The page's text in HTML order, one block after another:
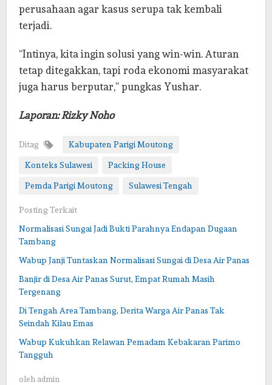
perusahaan agar kasus serupa tak kembali
terjadi.
“Intinya, kita ingin solusi yang win-win. Aturan
tetap ditegakkan, tapi roda ekonomi masyarakat
juga harus berputar,” pungkas Yushar.
Laporan: Rizky Noho
Ditag Kabupaten Parigi Moutong
Konteks Sulawesi Packing House
Pemda Parigi Moutong Sulawesi Tengah
Posting Terkait
Normalisasi Sungai Jadi Bukti Parahnya Endapan Dugaan
Tambang
Wabup Janji Tuntaskan Normalisasi Sungai di Desa Air Panas
Banjir di Desa Air Panas Surut, Empat Rumah Masih
Tergenang
Di Tengah Area Tambang, Derita Warga Air Panas Tak
Seindah Kilau Emas
Wabup Kukuhkan Relawan Pemadam Kebakaran Parimo
Tangguh
oleh admin